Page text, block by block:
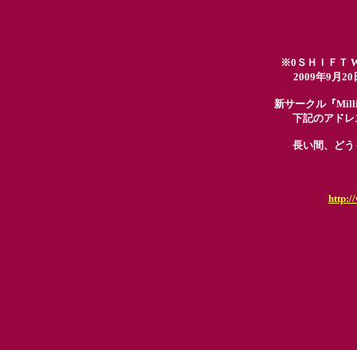
※0ＳＨＩＦＴ
2009年9月
新サークル『
下記のアド
長い間、ど
http://